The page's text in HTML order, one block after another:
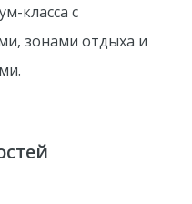
класса с
зонами отдыха и